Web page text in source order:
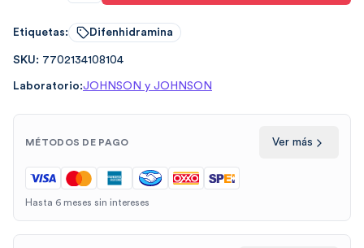
Etiquetas: Difenhidramina
SKU: 7702134108104
Laboratorio:JOHNSON y JOHNSON
MÉTODOS DE PAGO Ver más
Hasta 6 meses sin intereses